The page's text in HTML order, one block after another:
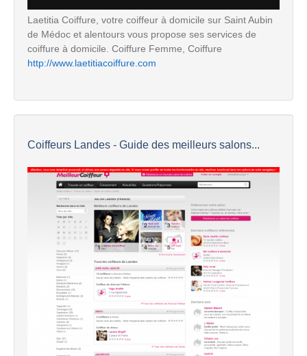
Laetitia Coiffure, votre coiffeur à domicile sur Saint Aubin
de Médoc et alentours vous propose ses services de
coiffure à domicile. Coiffure Femme, Coiffure
http://www.laetitiacoiffure.com
Coiffeurs Landes - Guide des meilleurs salons...